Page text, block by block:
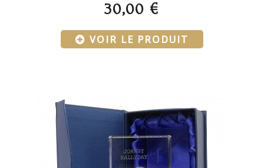
30,00 €
VOIR LE PRODUIT